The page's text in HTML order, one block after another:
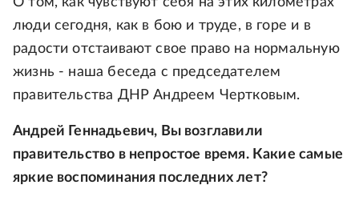
люди сегодня, как в бою и труде, в горе и в
радости отстаивают свое право на нормальную
жизнь - наша беседа с председателем
правительства ДНР Андреем Чертковым.
Андрей Геннадьевич, Вы возглавили
правительство в непростое время. Какие самые
яркие воспоминания последних лет?